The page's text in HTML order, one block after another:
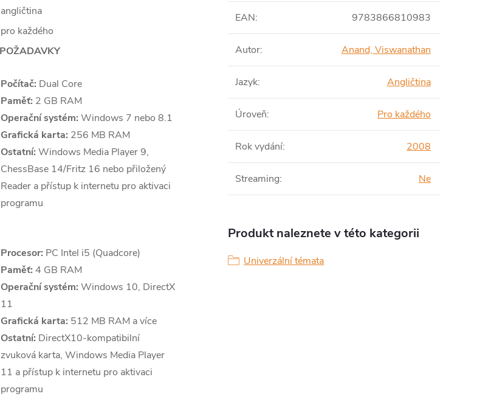
angličtina
pro každého
Počítač: Dual Core
Paměť: 2 GB RAM
Operační systém: Windows 7 nebo 8.1
Grafická karta: 256 MB RAM
Ostatní: Windows Media Player 9,
ChessBase 14/Fritz 16 nebo přiložený
Reader a přístup k internetu pro aktivaci
programu
Procesor: PC Intel i5 (Quadcore)
Paměť: 4 GB RAM
Operační systém: Windows 10, DirectX
11
Grafická karta: 512 MB RAM a více
Ostatní: DirectX10-kompatibilní
zvuková karta, Windows Media Player
11 a přístup k internetu pro aktivaci
programu
EAN: 9783866810983
Autor: Anand, Viswanathan
Jazyk: Angličtina
Úroveň: Pro každého
Rok vydání: 2008
Streaming: Ne
Produkt naleznete v této kategorii
Univerzální témata